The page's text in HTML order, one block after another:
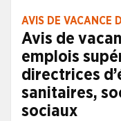
AVIS DE VACANCE
Avis de
emplois
directrices
sanitaires,
sociaux